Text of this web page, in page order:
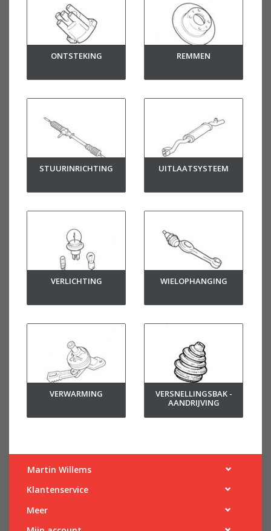
ONTSTEKING REMMEN
STUURINRICHTING UITLAATSYSTEEM
VERLICHTING WIELOPHANGING
VERWARMING
VERSNELLINGSBAK -
AANDRIJVING
Martin Willems
Klantenservice
Meer